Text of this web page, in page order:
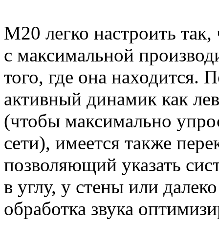
M20 легко настроить
с максимальной
того, где она находится.
активный динамик как
(чтобы максимально
сети), имеется также
позволяющий указать
в углу, у стены или
обработка звука